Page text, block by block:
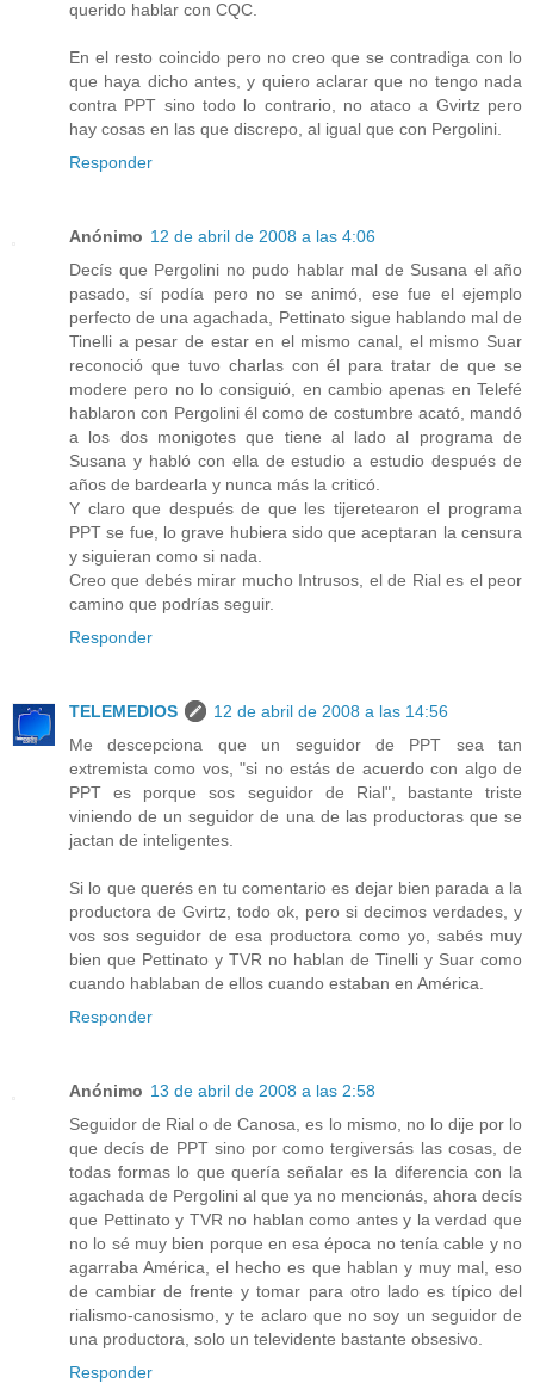
querido hablar con CQC.
En el resto coincido pero no creo que se contradiga con lo
que haya dicho antes, y quiero aclarar que no tengo nada
contra PPT sino todo lo contrario, no ataco a Gvirtz pero
hay cosas en las que discrepo, al igual que con Pergolini.
Responder
Anónimo 12 de abril de 2008 a las 4:06
Decís que Pergolini no pudo hablar mal de Susana el año
pasado, sí podía pero no se animó, ese fue el ejemplo
perfecto de una agachada, Pettinato sigue hablando mal de
Tinelli a pesar de estar en el mismo canal, el mismo Suar
reconoció que tuvo charlas con él para tratar de que se
modere pero no lo consiguió, en cambio apenas en Telefé
hablaron con Pergolini él como de costumbre acató, mandó
a los dos monigotes que tiene al lado al programa de
Susana y habló con ella de estudio a estudio después de
años de bardearla y nunca más la criticó.
Y claro que después de que les tijeretearon el programa
PPT se fue, lo grave hubiera sido que aceptaran la censura
y siguieran como si nada.
Creo que debés mirar mucho Intrusos, el de Rial es el peor
camino que podrías seguir.
Responder
TELEMEDIOS
12 de abril de 2008 a las 14:56
Me descepciona que un seguidor de PPT sea tan
extremista como vos, "si no estás de acuerdo con algo de
PPT es porque sos seguidor de Rial", bastante triste
viniendo de un seguidor de una de las productoras que se
jactan de inteligentes.
Si lo que querés en tu comentario es dejar bien parada a la
productora de Gvirtz, todo ok, pero si decimos verdades, y
vos sos seguidor de esa productora como yo, sabés muy
bien que Pettinato y TVR no hablan de Tinelli y Suar como
cuando hablaban de ellos cuando estaban en América.
Responder
Anónimo 13 de abril de 2008 a las 2:58
Seguidor de Rial o de Canosa, es lo mismo, no lo dije por lo
que decís de PPT sino por como tergiversás las cosas, de
todas formas lo que quería señalar es la diferencia con la
agachada de Pergolini al que ya no mencionás, ahora decís
que Pettinato y TVR no hablan como antes y la verdad que
no lo sé muy bien porque en esa época no tenía cable y no
agarraba América, el hecho es que hablan y muy mal, eso
de cambiar de frente y tomar para otro lado es típico del
rialismo-canosismo, y te aclaro que no soy un seguidor de
una productora, solo un televidente bastante obsesivo.
Responder